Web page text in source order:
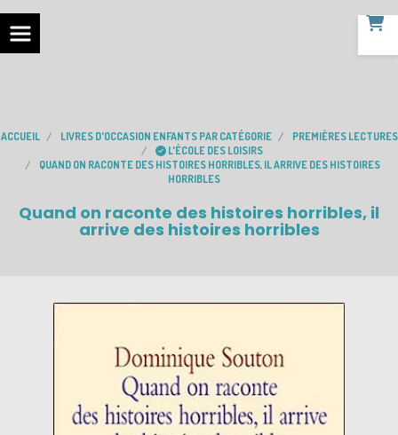
ACCUEIL LIVRES D'OCCASION ENFANTS PAR CATÉGORIE
PREMIÈRES LECTURES
L'ÉCOLE DES LOISIRS
QUAND ON RACONTE DES HISTOIRES HORRIBLES, IL ARRIVE DES HISTOIRES
HORRIBLES
Quand on raconte des histoires horribles, il
arrive des histoires horribles